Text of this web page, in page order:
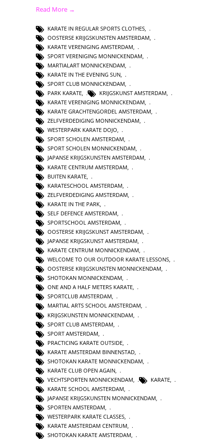
Read More →
KARATE IN REGULAR SPORTS CLOTHES
OOSTERSE KRIJGSKUNSTEN AMSTERDAM
KARATE VERENIGING AMSTERDAM
SPORT VERENIGING MONNICKENDAM
MARTIALART MONNICKENDAM
KARATE IN THE EVENING SUN
SPORT CLUB MONNICKENDAM
PARK KARATE, KRIJGSKUNST AMSTERDAM,
KARATE VERENIGING MONNICKENDAM,
KARATE GRACHTENGORDEL AMSTERDAM,
ZELFVERDEDIGING MONNICKENDAM,
WESTERPARK KARATE DOJO,
SPORT SCHOLEN AMSTERDAM,
SPORT SCHOLEN MONNICKENDAM,
JAPANSE KRIJGSKUNSTEN AMSTERDAM,
KARATE CENTRUM AMSTERDAM
BUITEN KARATE
KARATESCHOOL AMSTERDAM
ZELFVERDEDIGING AMSTERDAM
KARATE IN THE PARK
SELF DEFENCE AMSTERDAM
SPORTSCHOOL AMSTERDAM
OOSTERSE KRIJGSKUNST AMSTERDAM
JAPANSE KRIJGSKUNST AMSTERDAM,
KARATE CENTRUM MONNICKENDAM,
WELCOME TO OUR OUTDOOR KARATE LESSONS,
OOSTERSE KRIJGSKUNSTEN MONNICKENDAM,
SHOTOKAN MONNICKENDAM,
ONE AND A HALF METERS KARATE,
SPORTCLUB AMSTERDAM,
MARTIAL ARTS SCHOOL AMSTERDAM,
KRIJGSKUNSTEN MONNICKENDAM
SPORT CLUB AMSTERDAM
SPORT AMSTERDAM
PRACTICING KARATE OUTSIDE
KARATE AMSTERDAM BINNENSTAD
SHOTOKAN KARATE MONNICKENDAM
KARATE CLUB OPEN AGAIN
VECHTSPORTEN MONNICKENDAM
KARATE
KARATE SCHOOL AMSTERDAM,
JAPANSE KRIJGSKUNSTEN MONNICKENDAM,
SPORTEN AMSTERDAM,
WESTERPARK KARATE CLASSES,
KARATE AMSTERDAM CENTRUM,
SHOTOKAN KARATE AMSTERDAM,